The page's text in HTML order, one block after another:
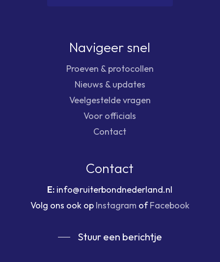
Navigeer snel
Proeven & protocollen
Nieuws & updates
Veelgestelde vragen
Voor officials
Contact
Contact
E: info@ruiterbondnederland.nl
Volg ons ook op Instagram ofFacebook
Stuur een berichtje